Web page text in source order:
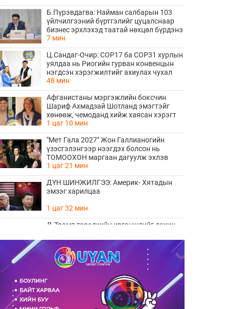
Б.Пүрэвдагва: Найман салбарын 103
үйлчилгээний бүртгэлийг цуцалснаар
бизнес эрхлэхэд таатай нөхцөл бүрдэнэ
7 мин
Ц.Сандаг-Очир: COP17 ба COP31 хурлын
уялдаа нь Риогийн гурван конвенцын
нэгдсэн хэрэгжилтийг ахиулах чухал
алхам болно
48 мин
Афганистаны мэргэжлийн боксчин
Шариф Ахмадзай Шотланд эмэгтэйг
хөнөөж, чемоданд хийж хаясан хэрэгт
буруутгагдаж байна
1 цаг 10 мин
"Мет Гала 2027" Жон Галлианогийн
үзэсгэлэнгээр нээгдэх болсон нь
ТОМООХОН маргаан дагуулж эхлэв
1 цаг 21 мин
ДҮН ШИНЖИЛГЭЭ: Америк- Хятадын
эмзэг харилцаа
1 цаг 32 мин
Д.Трамп төрөлхийн иргэншлийг дахин
1 цаг 42 мин
Монелийн гудамжны авто замыг
өнөөдрөөс хааж, засварлана
2 цаг 13 мин